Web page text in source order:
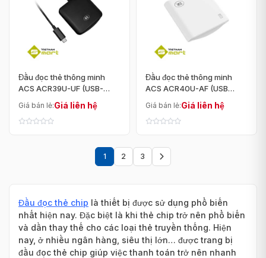
Đầu đọc thẻ thông minh
ACS ACR39U-UF (USB-
Giá bán lẻ:Giá liên hệ
Đầu đọc thẻ thông minh
ACS ACR40U-AF (USB
Giá bán lẻ:Giá liên hệ
1 2 3
Trang
Đầu đọc thẻ chip là thiết bị được sử dụng phổ biến
nhất hiện nay. Đặc biệt là khi thẻ chip trở nên phổ biến
và dần thay thế cho các loại thẻ truyền thống. Hiện
nay, ở nhiều ngân hàng, siêu thị lớn… được trang bị
đầu đọc thẻ chip giúp việc thanh toán trở nên nhanh